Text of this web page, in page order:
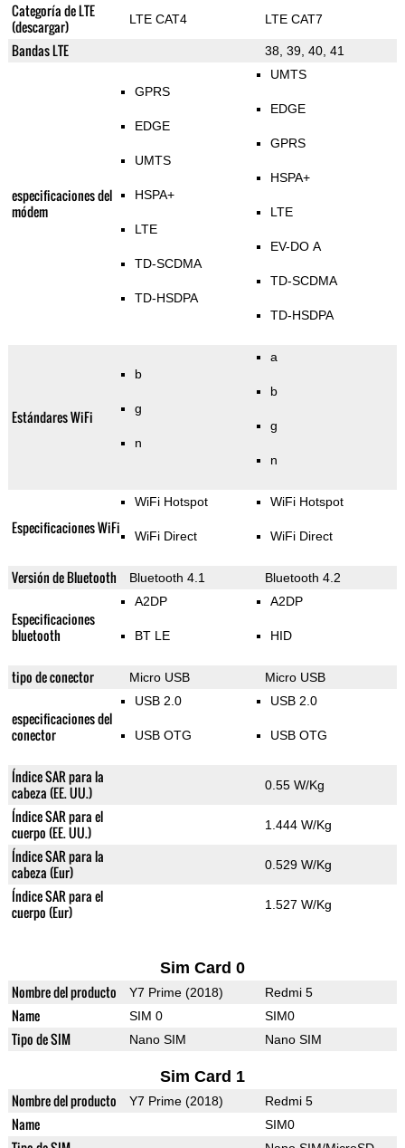
Categoría de LTE
(descargar)
LTE CAT4 LTE CAT7
Bandas LTE 38, 39, 40, 41
especificaciones del
módem
GPRS
EDGE
UMTS
HSPA+
LTE
TD-SCDMA
TD-HSDPA
UMTS
EDGE
GPRS
HSPA+
LTE
EV-DO A
TD-SCDMA
TD-HSDPA
Estándares WiFi
b
g
n
a
b
g
n
Especificaciones WiFi
WiFi Hotspot
WiFi Direct
WiFi Hotspot
WiFi Direct
Versión de Bluetooth Bluetooth 4.1 Bluetooth 4.2
Especificaciones
bluetooth
A2DP
BT LE
A2DP
HID
tipo de conector Micro USB Micro USB
especificaciones del
conector
USB 2.0
USB OTG
USB 2.0
USB OTG
Índice SAR para la
cabeza (EE. UU.)
0.55 W/Kg
Índice SAR para el
cuerpo (EE. UU.)
1.444 W/Kg
Índice SAR para la
cabeza (Eur)
0.529 W/Kg
Índice SAR para el
cuerpo (Eur)
1.527 W/Kg
Sim Card 0
Nombre del producto Y7 Prime (2018) Redmi 5
Name SIM 0 SIM0
Tipo de SIM Nano SIM Nano SIM
Sim Card 1
Nombre del producto Y7 Prime (2018) Redmi 5
Name SIM0